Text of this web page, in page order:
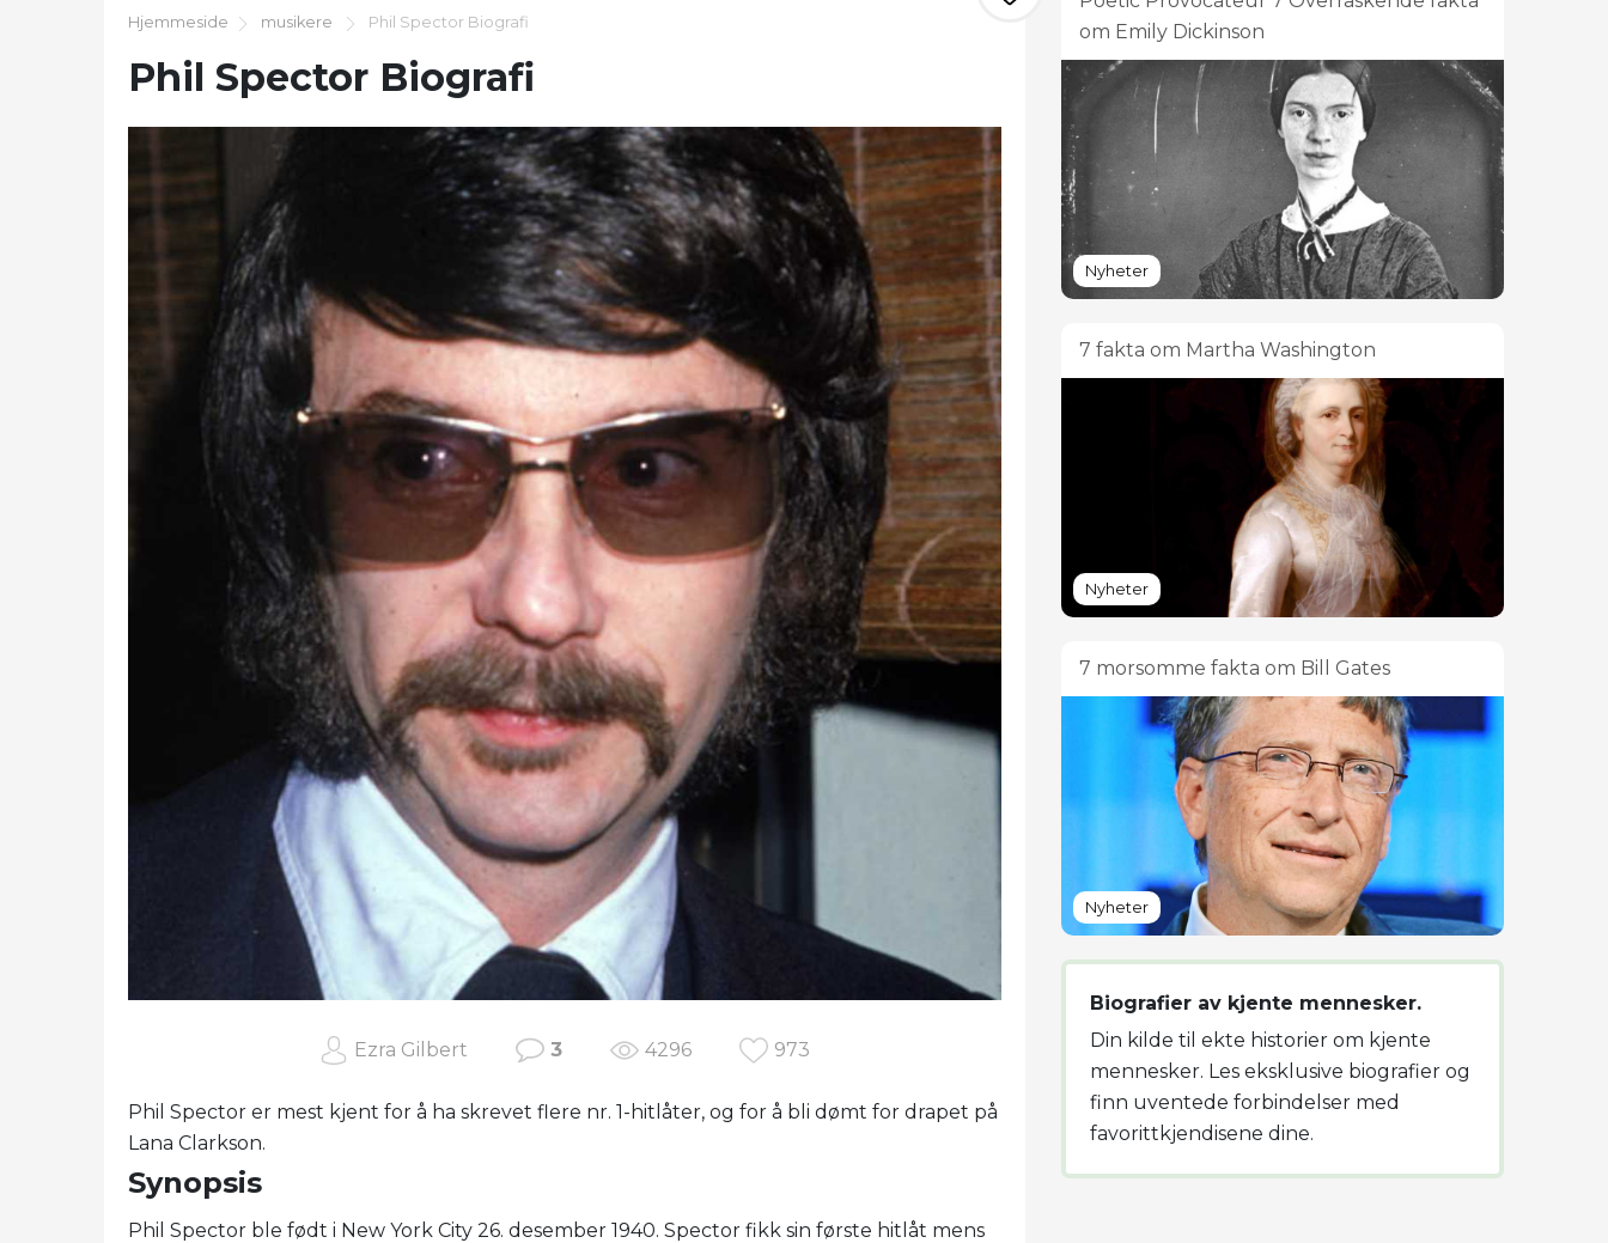
Hjemmeside musikere Phil Spector Biografi
Phil Spector Biografi
Ezra Gilbert 3 4296 973
Phil Spector er mest kjent for å ha skrevet flere nr. 1-hitlåter, og for å bli dømt for drapet på
Lana Clarkson.
Synopsis
Phil Spector ble født i New York City 26. desember 1940. Spector fikk sin første hitlåt mens
om Emily Dickinson
Nyheter
7 fakta om Martha Washington
Nyheter
7 morsomme fakta om Bill Gates
Nyheter
Biografier av kjente mennesker.
Din kilde til ekte historier om kjente
mennesker. Les eksklusive biografier og
finn uventede forbindelser med
favorittkjendisene dine.